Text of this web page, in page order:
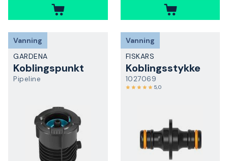
Vanning
GARDENA
Koblingspunkt
Pipeline
Vanning
FISKARS
Koblingsstykke
1027069
5,0